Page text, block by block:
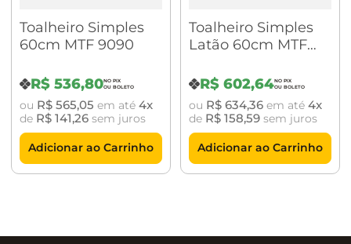
Toalheiro Simples
60cm MTF 9090
R$ 536,80
ou R$ 565,05 em até 4
de R$ 141,26sem juros
Adicionar ao Carrinho
Toalheiro Simples
Latão 60cm MTF
R$ 602,64
ou R$ 634,36em até 4
de R$ 158,59sem juros
Adicionar ao Carrinho